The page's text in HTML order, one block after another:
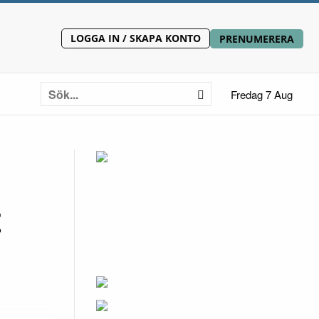
LOGGA IN / SKAPA KONTO PRENUMERERA
Fredag 7 Aug